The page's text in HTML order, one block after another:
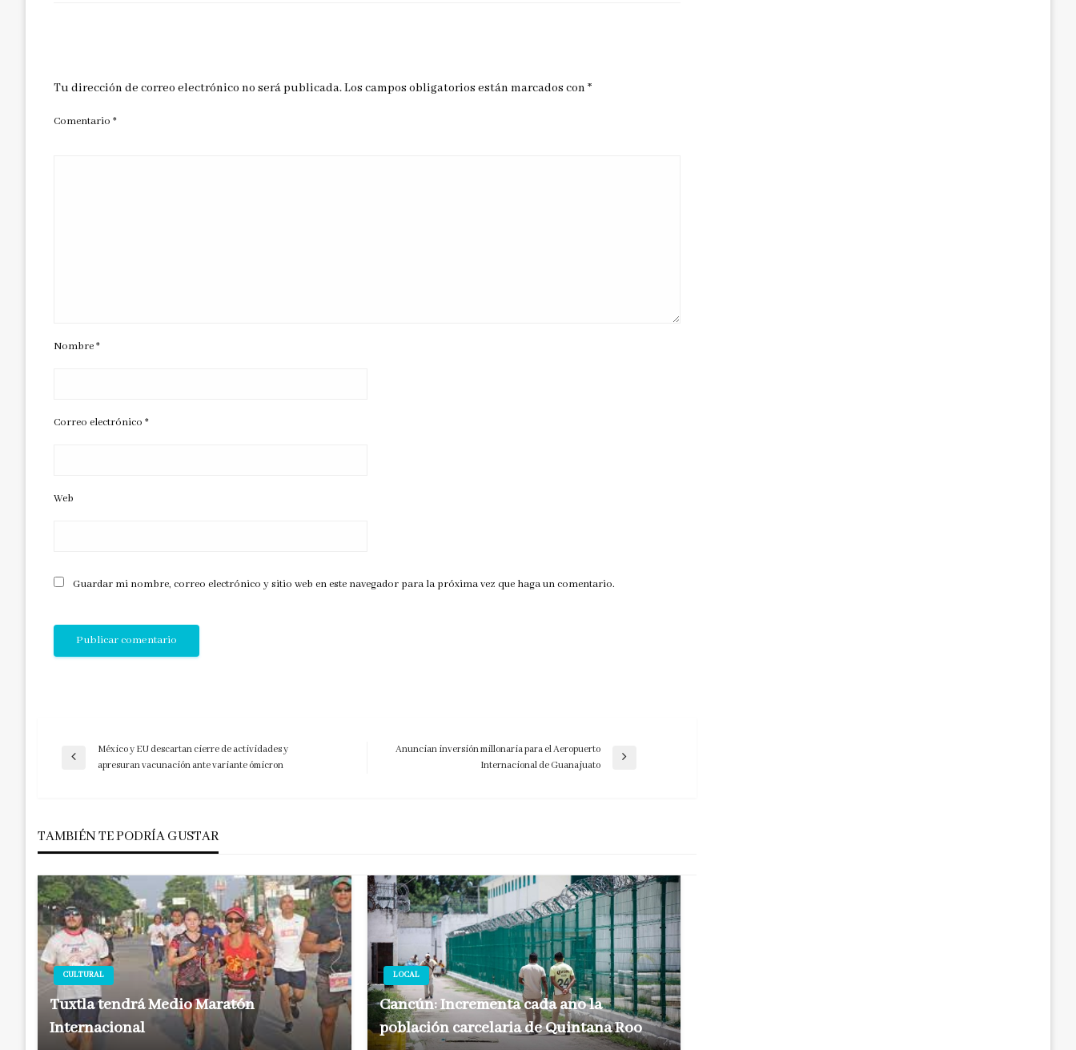
Tu dirección de correo electrónico no será publicada.Los campos obligatorios están marcados con *
Comentario *
Nombre*
Correo electrónico *
Web
Guardar mi nombre, correo electrónico y sitio web en este navegador para la próxima vez que haga un comentario.
Navegación
entradas
Entrada
México y EU descartan cierre de actividades y
apresuran vacunación ante variante ómicron
Anuncian inversión millonaria para el Aeropuerto
Internacional de Guanajuato
TAMBIÉN TE PODRÍA GUSTAR
CULTURAL
Tuxtla tendrá Medio Maratón
Internacional
LOCAL
Cancún: Incrementa cada año la
población carcelaria de Quintana Roo